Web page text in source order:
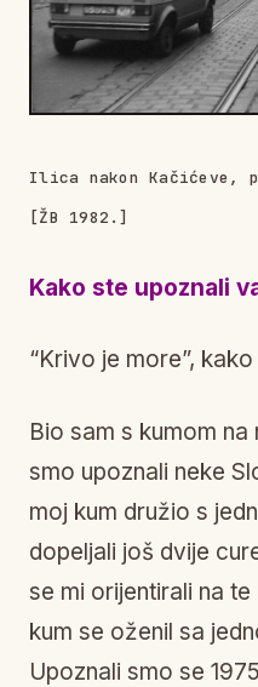
Ilica nakon Kačićeve,
[ŽB 1982.]
Kako ste upoznali
“Krivo je more”,
Bio sam s kumom
smo upoznali neke
moj kum družio s
dopeljali još dvije
se mi orijentirali na
kum se oženil sa
Upoznali smo se